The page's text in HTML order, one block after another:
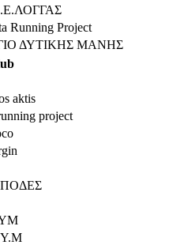
Running Project
ΔΥΤΙΚΗΣ ΜΑΝΗΣ
aktis
project